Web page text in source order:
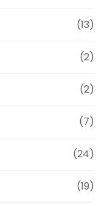
(13)
(2)
(2)
(7)
(24)
(19)